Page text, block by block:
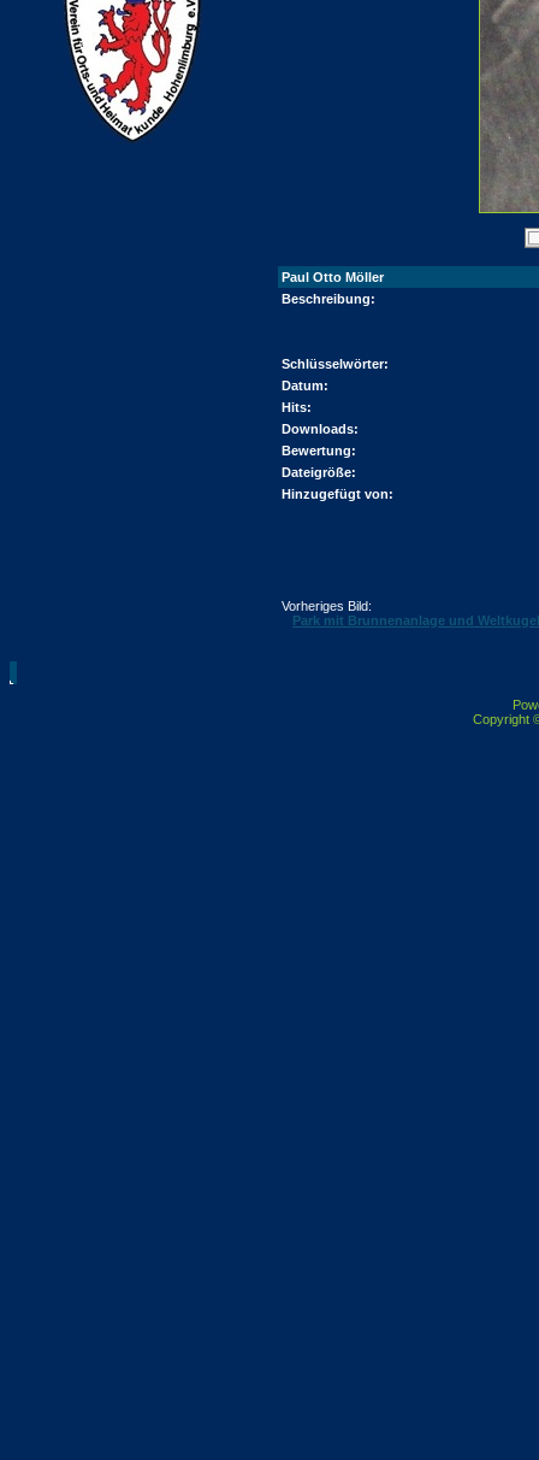
Paul Otto Möller
Beschreibung:
Schlüsselwörter:
Datum:
Hits:
Downloads:
Bewertung:
Dateigröße:
Hinzugefügt von:
Vorheriges Bild:
Park mit Brunnenanlage und Weltkugel
Copyright